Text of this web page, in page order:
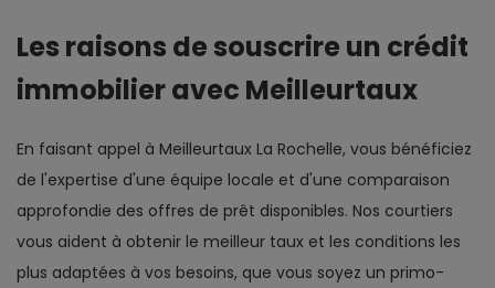
Les raisons de souscrire un crédit
immobilier avec Meilleurtaux
En faisant appel à Meilleurtaux La Rochelle, vous bénéficiez
de l'expertise d'une équipe locale et d'une comparaison
approfondie des offres de prêt disponibles. Nos courtiers
vous aident à obtenir le meilleur taux et les conditions les
plus adaptées à vos besoins, que vous soyez un primo-